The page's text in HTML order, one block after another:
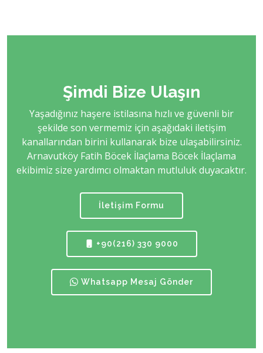
Şimdi Bize Ulaşın
Yaşadığınız haşere istilasına hızlı ve güvenli bir
şekilde son vermemiz için aşağıdaki iletişim
kanallarından birini kullanarak bize ulaşabilirsiniz.
Arnavutköy Fatih Böcek İlaçlama Böcek İlaçlama
ekibimiz size yardımcı olmaktan mutluluk duyacaktır.
İletişim Formu
+90(216) 330 9000
Whatsapp Mesaj Gönder